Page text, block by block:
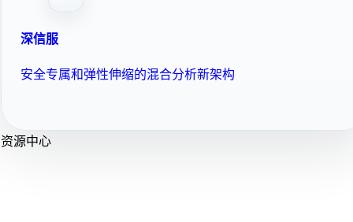
深信服
安全专属和弹性伸缩的混合分析新架构
资源中心